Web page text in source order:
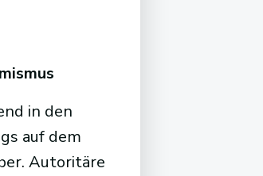
in den
auf dem
Autoritäre